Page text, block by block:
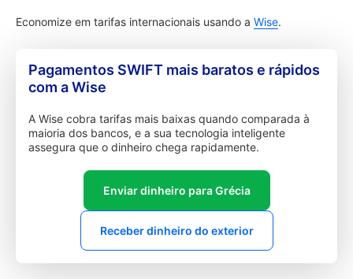
Economize em tarifas internacionais usando a Wise.
Pagamentos SWIFT mais baratos e rápidos
com a Wise
A Wise cobra tarifas mais baixas quando comparada à
maioria dos bancos, e a sua tecnologia inteligente
assegura que o dinheiro chega rapidamente.
Enviar dinheiro para Grécia
Receber dinheiro do exterior